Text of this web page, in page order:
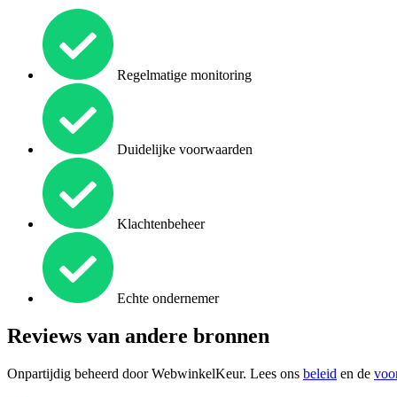
Regelmatige monitoring
Duidelijke voorwaarden
Klachtenbeheer
Echte ondernemer
Reviews van andere bronnen
Onpartijdig beheerd doorWebwinkelKeur. Lees ons beleid en de